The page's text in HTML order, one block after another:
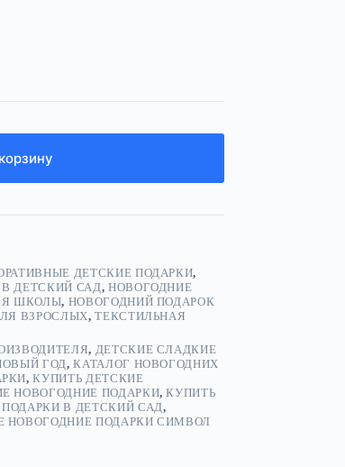
ДЕТСКИЕ ПОДАРКИ,
ДЕТСКИЙ САД, НОВОГОДНИЕ
ШКОЛЫ, НОВОГОДНИЙ ПОДАРОК
ВЗРОСЛЫХ,ТЕКСТИЛЬНАЯ
, ДЕТСКИЕ СЛАДКИЕ
ГОД,КАТАЛОГ НОВОГОДНИХ
,КУПИТЬ ДЕТСКИЕ
НОВОГОДНИЕ ПОДАРКИ,КУПИТЬ
В ДЕТСКИЙ САД,
НОВОГОДНИЕ ПОДАРКИ СИМВОЛ